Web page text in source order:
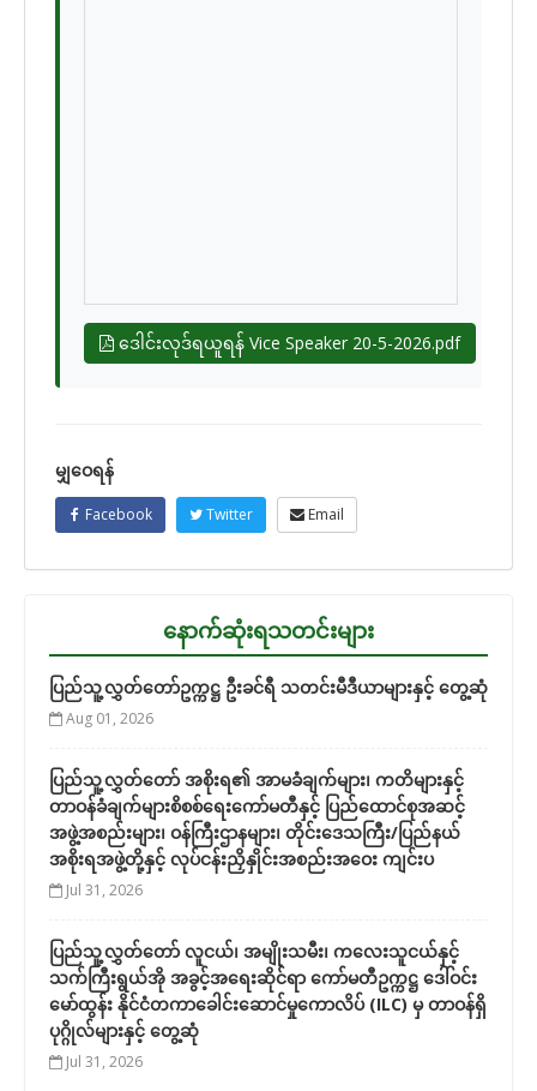
ဒေါင်းလုဒ်ရယူရန် Vice Speaker 20-5-2026.pdf
မျှဝေရန်
Facebook Twitter Email
နောက်ဆုံးရသတင်းများ
ပြည်သူ့လွှတ်တော်ဥက္ကဋ္ဌ ဦးခင်ရီ သတင်းမီဒီယာများနှင့် တွေ့ဆုံ
Aug 01, 2026
ပြည်သူ့လွှတ်တော် အစိုးရ၏ အာမခံချက်များ၊ ကတိများနှင့်
တာဝန်ခံချက်များစိစစ်ရေးကော်မတီနှင့် ပြည်ထောင်စုအဆင့်
အဖွဲ့အစည်းများ၊ ဝန်ကြီးဌာနများ၊ တိုင်းဒေသကြီး/ပြည်နယ်
အစိုးရအဖွဲ့တို့နှင့် လုပ်ငန်းညှိနှိုင်းအစည်းအဝေး ကျင်းပ
Jul 31, 2026
ပြည်သူ့လွှတ်တော် လူငယ်၊ အမျိုးသမီး၊ ကလေးသူငယ်နှင့်
သက်ကြီးရွယ်အို အခွင့်အရေးဆိုင်ရာ ကော်မတီဥက္ကဋ္ဌ ဒေါ်ဝင်း
မော်ထွန်း နိုင်ငံတကာခေါင်းဆောင်မှုကောလိပ် (ILC) မှ တာဝန်ရှိ
ပုဂ္ဂိုလ်များနှင့် တွေ့ဆုံ
Jul 31, 2026